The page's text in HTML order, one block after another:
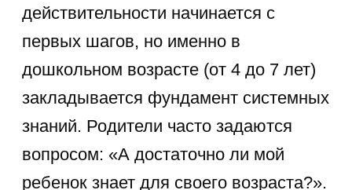
подготовили чек-листы, практические
советы и возрастные нормы, которые
в огромном потоке информации
и сделать процесс обучения
интересным и естественным
что база знаний об окружающем мире
— это не просто набор фактов,